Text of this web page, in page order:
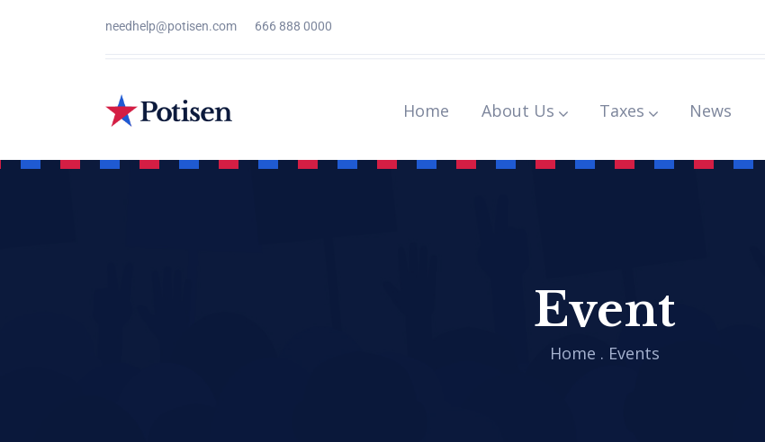
needhelp@potisen.com 666 888 0000
Home About Us Taxes News
Event
Home . Events